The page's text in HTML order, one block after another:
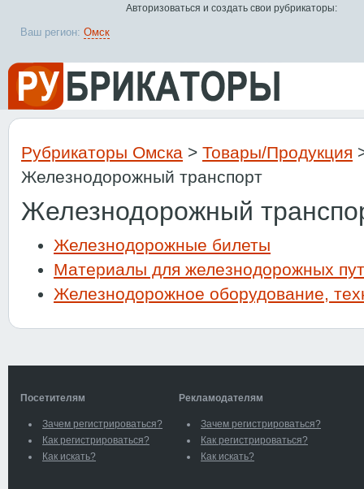
Рубрикаторы Омска > Товары/Продукция
Железнодорожный транспорт
Железнодорожный
Железнодорожные билеты
Материалы для железнодорожных
Железнодорожное оборудование,
Посетителям
Зачем регистрироваться?
Как регистрироваться?
Как искать?
Рекламодателям
Зачем регистрироваться?
Как регистрироваться?
Как искать?
Ваш регион: Омск
Авторизоваться и создать свои рубрикаторы: